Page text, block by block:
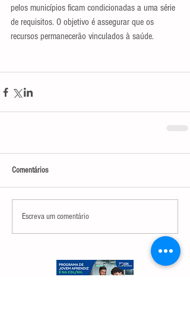
pelos municípios ficam condicionadas a uma série
de requisitos. O objetivo é assegurar que os
recursos permanecerão vinculados à saúde.
Comentários
Escreva um comentário